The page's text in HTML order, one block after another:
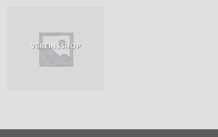
VEREINSSHOP